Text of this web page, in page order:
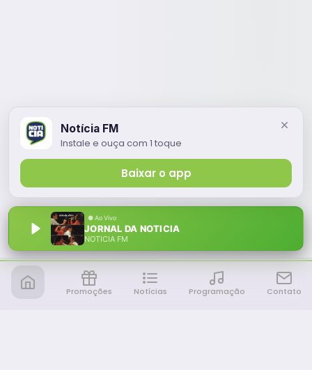
JORNAL DA NOTICIA
NOTÍCIA FM
Notícia FM
Instale e ouça com 1 toque
Baixar o app
Promoções Notícias Programação Contato